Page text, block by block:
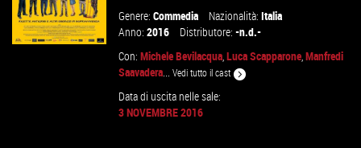
Genere:Commedia Nazionalità:Italia
Anno:2016 Distributore:-n.d.-
Con:Michele Bevilacqua,Luca Scapparone,Manfredi
Saavadera...Vedi tutto il cast
Data di uscita nelle sale:
3 NOVEMBRE 2016